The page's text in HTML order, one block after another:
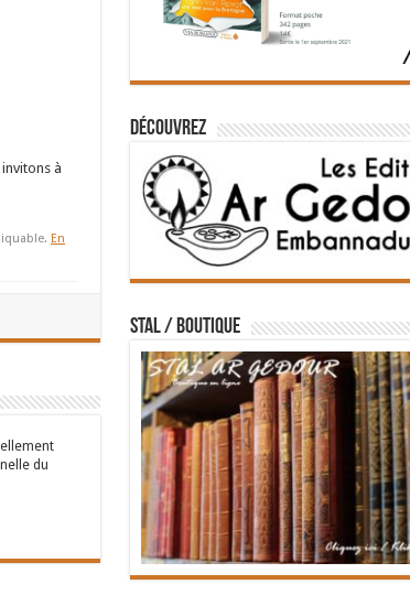
à
En
du
Découvrez
STAL / BOUTIQUE